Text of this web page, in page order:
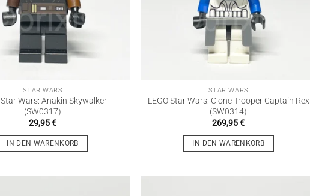
STAR WARS
Star Wars: Anakin Skywalker
(SW0317)
29,95€
IN DEN WARENKORB
STAR WARS
LEGO Star Wars: Clone Trooper Captain Rex
(SW0314)
269,95€
IN DEN WARENKORB